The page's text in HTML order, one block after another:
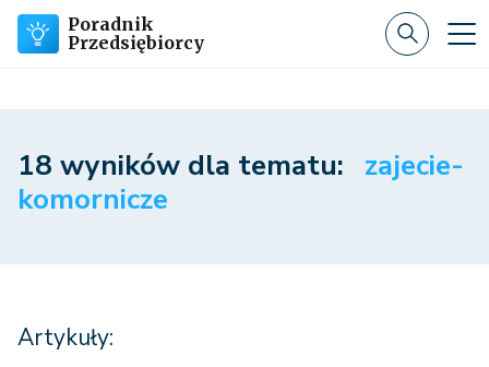
Poradnik
Przedsiębiorcy
18 wyników dla tematu: zajecie-
komornicze
Artykuły: